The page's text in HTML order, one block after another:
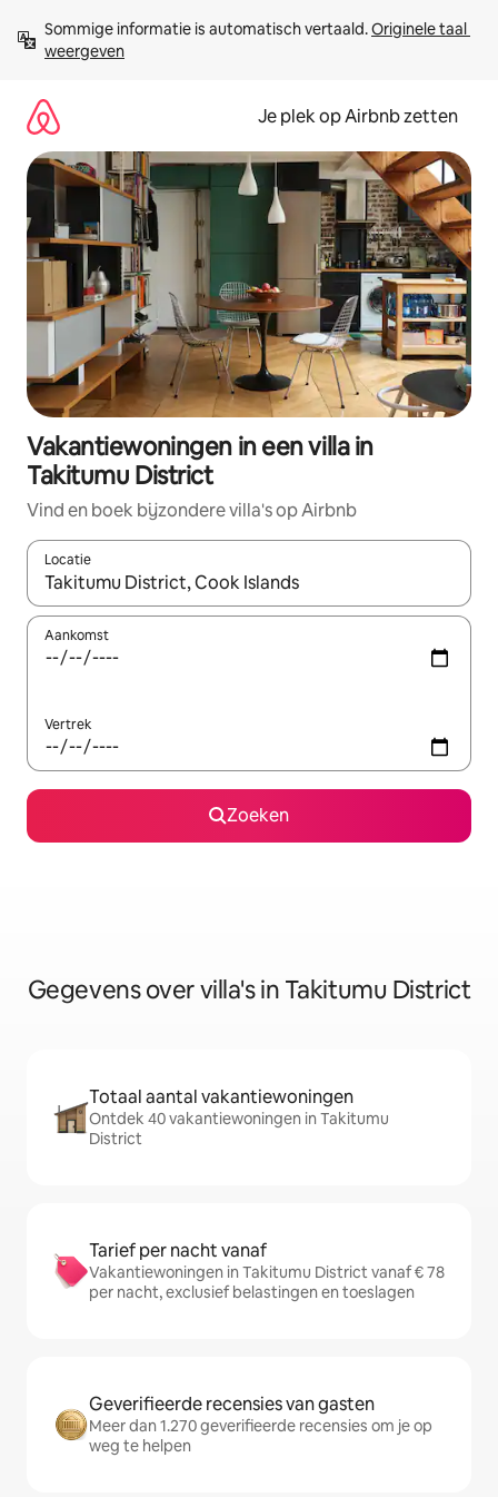
direct
naar
Sommige informatie is automatisch vertaald. Originele taal
weergeven
Je plek op Airbnb zetten
Vakantiewoningen in een villa in
Takitumu District
Vind en boek bijzondere villa's op Airbnb
Locatie
Wanneer er resultaten beschikbaar zijn, maak je een keuze
Aankomst
Vertrek
Zoeken
Gegevens over villa's in Takitumu District
Totaal aantal vakantiewoningen
Ontdek 40 vakantiewoningen in Takitumu
District
Tarief per nacht vanaf
Vakantiewoningen in Takitumu District vanaf € 78
per nacht, exclusief belastingen en toeslagen
Geverifieerde recensies van gasten
Meer dan 1.270 geverifieerde recensies om je op
weg te helpen